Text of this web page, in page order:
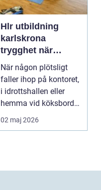
Hlr utbildning
karlskrona
trygghet när
sekunderna
räknas
När någon plötsligt
faller ihop på kontoret,
i idrottshallen eller
hemma vid köksbordet
finns det ba...
02 maj 2026